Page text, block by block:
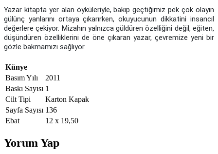
Yazar kitapta yer alan öyküleriyle, bakıp geçtiğimiz pek çok olayın
gülünç yanlarını ortaya çıkarırken, okuyucunun dikkatini insancıl
değerlere çekiyor. Mizahın yalnızca güldüren özelliğini değil, eğiten,
düşündüren özelliklerini de öne çıkaran yazar, çevremize yeni bir
gözle bakmamızı sağlıyor.
Künye
Basım Yılı
2011
Baskı Sayısı 1
Cilt Tipi
Karton Kapak
Sayfa Sayısı 136
Ebat
12 x 19,50
Yorum Yap